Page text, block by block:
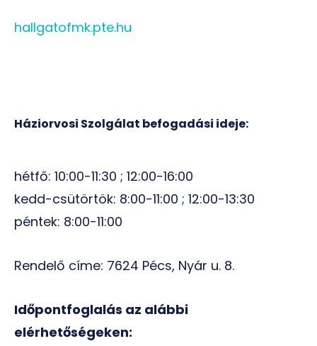
hallgatofmk.pte.hu
Háziorvosi Szolgálat befogadási ideje:
hétfő: 10:00-11:30 ; 12:00-16:00
kedd-csütörtök: 8:00-11:00 ; 12:00-13:30
péntek: 8:00-11:00
Rendelő címe: 7624 Pécs, Nyár u. 8.
Időpontfoglalás az alábbi
elérhetőségeken: